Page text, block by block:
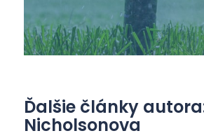
Ďalšie články
Nicholsonova